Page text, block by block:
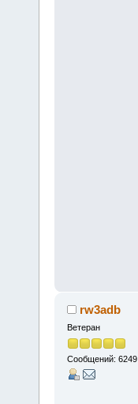
rw3adb
Ветеран
Сообщений: 6249